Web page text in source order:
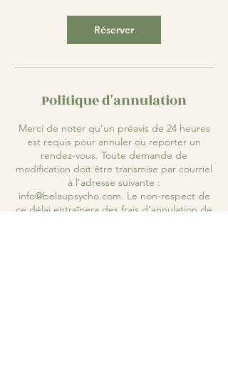
i
n
Réserver
Politique d'annulation
Merci de noter qu’un préavis de 24 heures
est requis pour annuler ou reporter un
rendez-vous. Toute demande de
modification doit être transmise par courriel
à l’adresse suivante :
info@belaupsycho.com. Le non-respect de
ce délai entraînera des frais d’annulation de